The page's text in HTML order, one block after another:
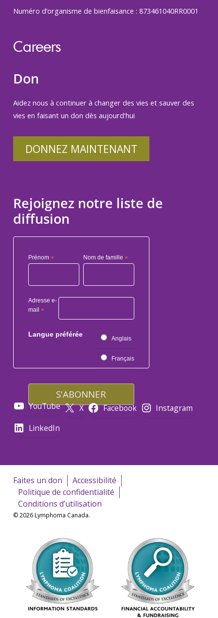
Numéro d’organisme de bienfaisance : 873461040RR0001
Careers
Don
Aidez nous à continuer à changer des vies et sauver des
vies en faisant un don dès aujourd'hui
DONNEZ MAINTENANT
Rejoignez notre liste de
diffusion
Prénom * Nom de famille*
Adresse e-
mail *
Langue préférée
Anglais
Français
YouTube X Facebook
Instagram
LinkedIn
Faites un don
Accessibilité
Politique de confidentialité
Conditions d’utilisation
© 2026 Lymphoma Canada.